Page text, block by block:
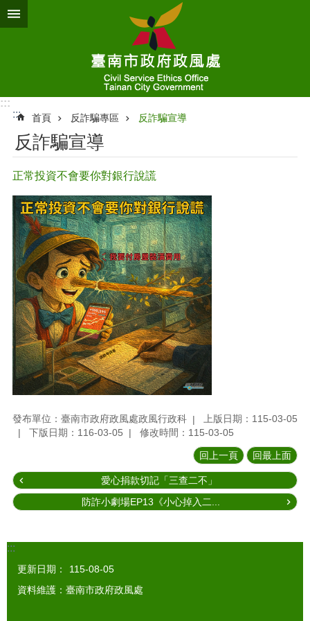
跳到主要內容區塊
:::
:::
首頁 反詐騙專區 反詐騙宣導
反詐騙宣導
正常投資不會要你對銀行說謊
發布單位：臺南市政府政風處政風行政科
上版日期：115-03-05
下版日期：116-03-05
修改時間：115-03-05
回上一頁 回最上面
愛心捐款切記「三查二不」
防詐小劇場EP13《小心掉入二...
:::
更新日期：
115-08-05
資料維護：臺南市政府政風處